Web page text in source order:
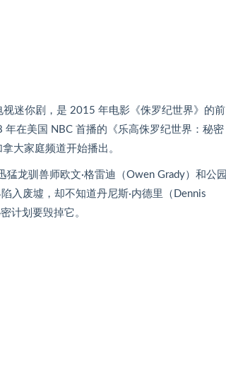
视迷你剧，是 2015 年电影《侏罗纪世界》的前
在美国 NBC 首播的《乐高侏罗纪世界：秘密
大家庭频道开始播出。
龙驯兽师欧文·格雷迪（Owen Grady）和公园
入废墟，却不知道丹尼斯·内德里（Dennis
计划要毁掉它。